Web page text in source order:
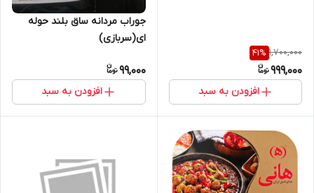
1,700,000
41%
999,000
افزودن به سبد
جوراب مردانه ساق بلند حوله
ای(سربازی)
99,000
افزودن به سبد